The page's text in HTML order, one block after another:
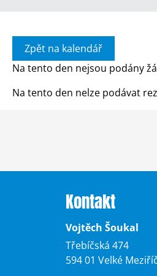
Zpět na kalendář
Na tento den nejsou podány
Na tento den nelze podávat
Kontakt
Vojtěch Šoukal
Třebíčská 474
594 01 Velké